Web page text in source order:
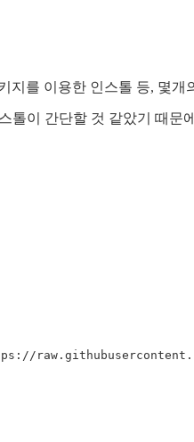
지를 이용한 인스톨 등, 몇개
톨이 간단할 것 같았기 때문